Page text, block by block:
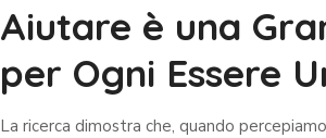
Aiutare è una
per Ogni Essere
La ricerca dimostra che, quando